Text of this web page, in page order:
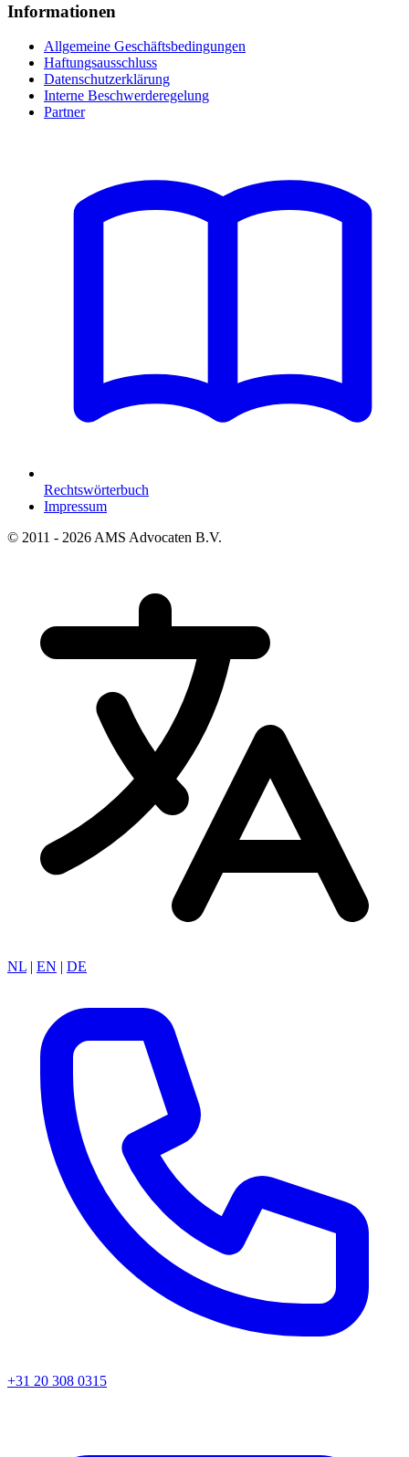
Informationen
Allgemeine Geschäftsbedingungen
Haftungsausschluss
Datenschutzerklärung
Interne Beschwerderegelung
Partner
Rechtswörterbuch
Impressum
© 2011 - 2026 AMS Advocaten B.V.
NL | EN | DE
+31 20 308 0315